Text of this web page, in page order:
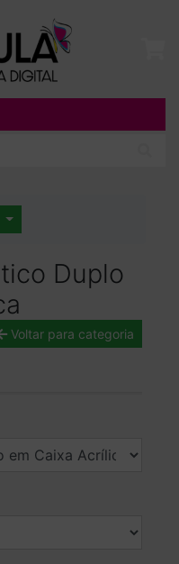
Duplo
Voltar para categoria